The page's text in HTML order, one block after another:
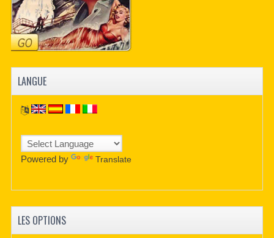
LANGUE
Powered by Translate
LES OPTIONS